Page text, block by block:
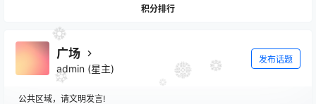
积分排行
广场
admin (星主)
发布话题
公共区域，请文明发言!